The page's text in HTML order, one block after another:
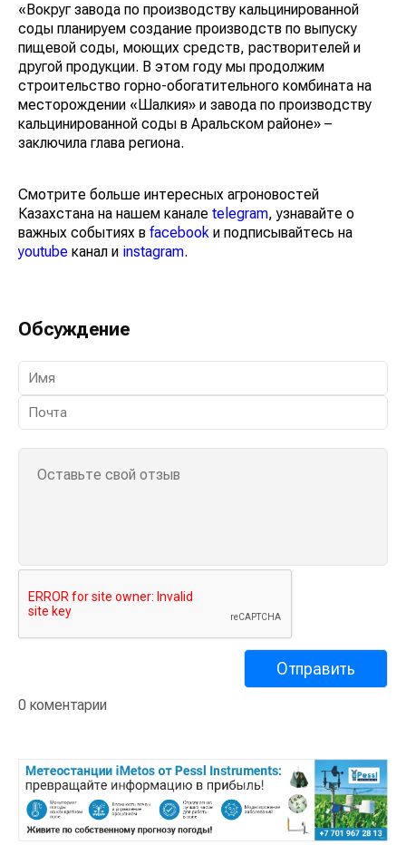
«Вокруг завода по производству кальцинированной
соды планируем создание производств по выпуску
пищевой соды, моющих средств, растворителей и
другой продукции. В этом году мы продолжим
строительство горно-обогатительного комбината на
месторождении «Шалкия» и завода по производству
кальцинированной соды в Аральском районе» –
заключила глава региона.
Смотрите больше интересных агроновостей
Казахстана на нашем канале telegram, узнавайте о
важных событиях в facebook и подписывайтесь на
youtube канал и instagram.
Обсуждение
0 коментарии